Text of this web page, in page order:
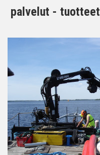
palvelut - tuotteet